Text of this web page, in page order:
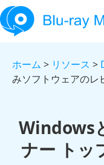
ホーム > リソース >
みソフトウェアのレ
Windows
ナー トッ